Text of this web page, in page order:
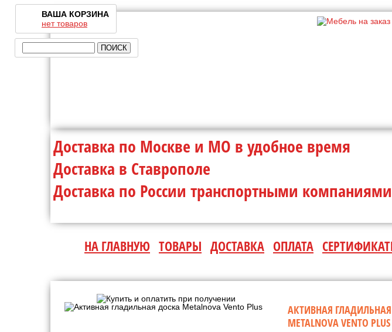
ВАША КОРЗИНА
нет товаров
Доставка по Москве и МО в удобное время
Доставка в Ставрополе
Доставка по России транспортными компаниями
НА ГЛАВНУЮ ТОВАРЫ ДОСТАВКА ОПЛАТА
АКТИВНАЯ
METALNOVA VENTO PLUS